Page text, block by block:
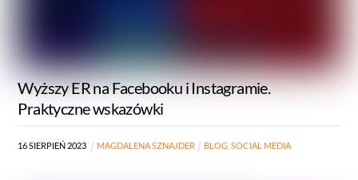
Wyższy ER na Facebooku i Instagramie.
Praktyczne wskazówki
16SIERPIEŃ 2023 MAGDALENA SZNAJDER BLOG, SOCIAL MEDIA